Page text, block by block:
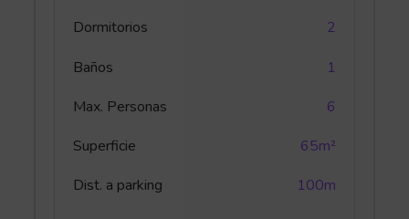
Dormitorios
2
Baños
1
Max. Personas
6
Superficie
65m²
Dist. a parking
100m